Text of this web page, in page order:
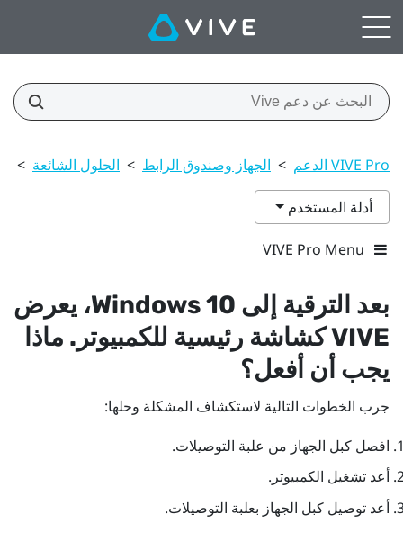
VIVE Pro الدعم > الجهاز وصندوق الرابط > الحلول الشائعة >
أدلة المستخدم
VIVE Pro Menu
بعد الترقية إلى Windows10، يعرض
VIVEكشاشة رئيسية للكمبيوتر. ماذا
يجب أن أفعل؟
جرب الخطوات التالية لاستكشاف المشكلة وحلها:
افصل كبل الجهاز من علبة التوصيلات.
أعد تشغيل الكمبيوتر.
أعد توصيل كبل الجهاز بعلبة التوصيلات.